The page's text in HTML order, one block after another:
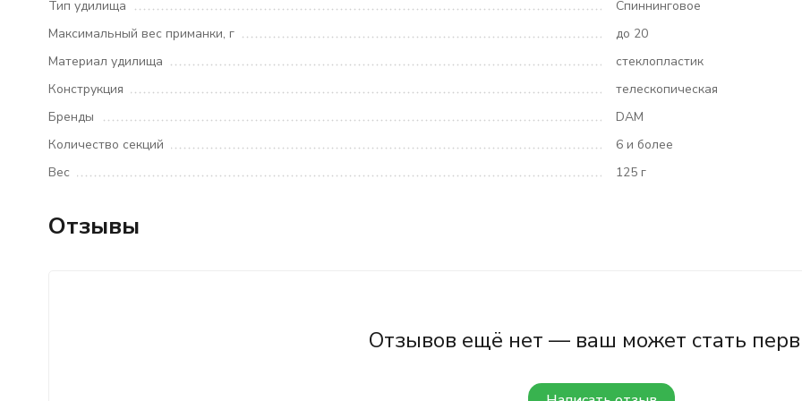
Тип удилища
Спиннинговое
Максимальный вес приманки, г
до 20
Материал удилища
стеклопластик
Конструкция
телескопическая
Бренды
DAM
Количество секций
6 и более
Вес
125 г
Отзывы
Отзывов ещё нет — ваш может стать